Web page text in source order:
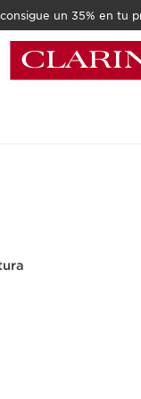
un 35% en tu